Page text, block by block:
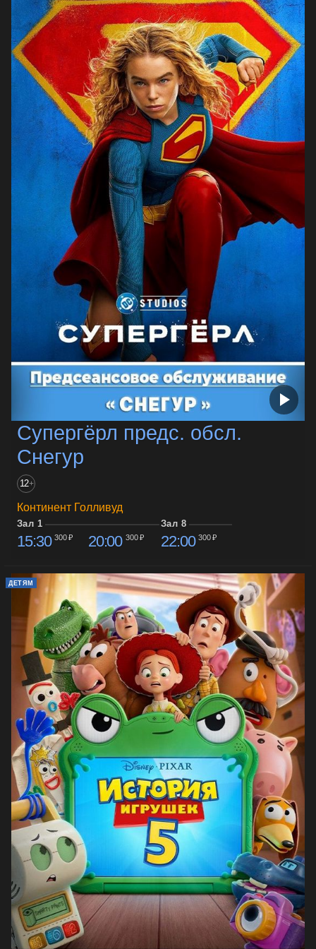
Супергёрл предс. обсл.
Снегур
12+
Континент Голливуд
Зал 1
15:30 300 ₽ 20:00 300 ₽
Зал 8
22:00 300 ₽
ДЕТЯМ